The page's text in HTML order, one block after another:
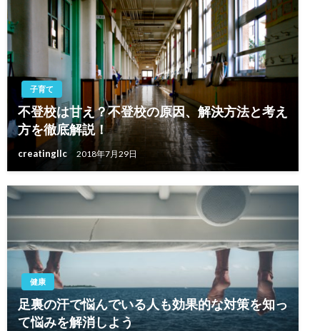
子育て
不登校は甘え？不登校の原因、解決方法と考え
方を徹底解説！
creatingllc 2018年7月29日
健康
足裏の汗で悩んでいる人も効果的な対策を知っ
て悩みを解消しよう